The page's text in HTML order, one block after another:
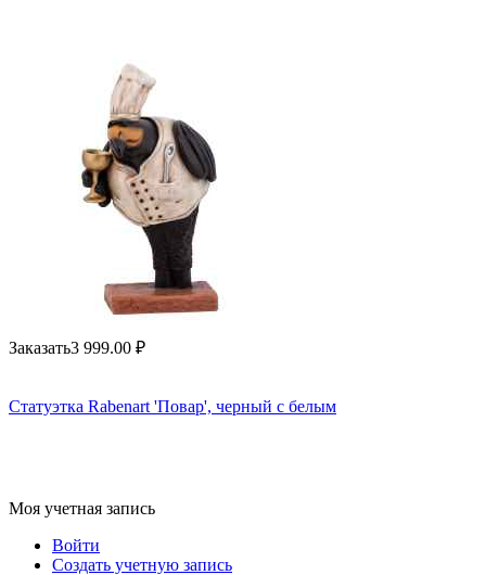
Заказать3 999.00 ₽
Статуэтка Rabenart 'Повар', черный с белым
Моя учетная запись
Войти
Создать учетную запись